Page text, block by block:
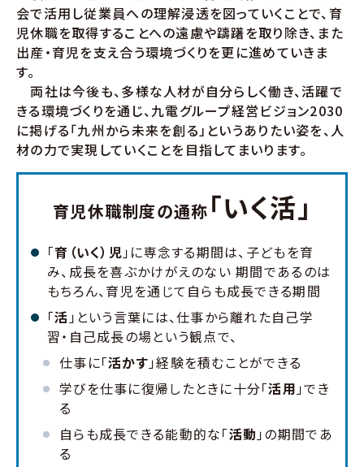
会で活用し従業員への理解浸透を図っていくことで、育
児休職を取得することへの遠慮や躊躇を取り除き、また
出産・育児を支え合う環境づくりを更に進めていきま
す。
両社は今後も、多様な人材が自分らしく働き、活躍で
きる環境づくりを通じ、九電グループ経営ビジョン2030
に掲げる「九州から未来を創る」というありたい姿を、人
材の力で実現していくことを目指してまいります。
育児休職制度の通称 「いく活」
「育（いく）児」に専念する期間は、子どもを育
み、成長を喜ぶかけがえのない 期間であるのは
もちろん、育児を通じて自らも成長できる期間
「活」という言葉には、仕事から離れた自己学
習・自己成長の場という観点で、
仕事に「活かす」経験を積むことができる
学びを仕事に復帰したときに十分「活用」でき
る
自らも成長できる能動的な「活動」の期間であ
る